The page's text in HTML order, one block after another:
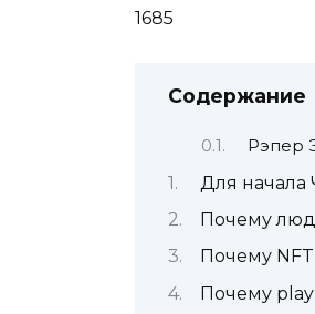
1685
Содержание
Рэпер
Для начала
Почему
Почему NFT
Почему